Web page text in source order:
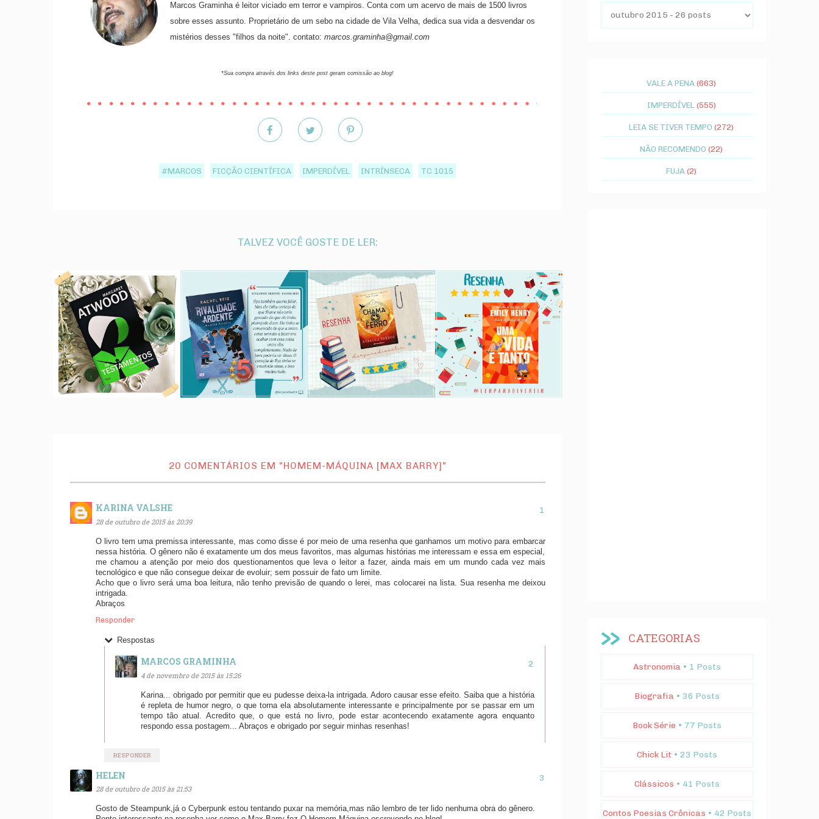
Marcos Graminha é leitor viciado em terror e vampiros. Conta com um acervo de mais de 1500 livros
sobre esses assunto. Proprietário de um sebo na cidade de Vila Velha, dedica sua vida a desvendar os
mistérios desses "filhos da noite". contato: marcos.graminha@gmail.com
*Sua compra através dos links deste post geram comissão ao blog!
#MARCOS FICÇÃO CIENTÍFICA IMPERDÍVEL INTRÍNSECA TC 1015
TALVEZ VOCÊ GOSTE DE LER:
20 COMENTÁRIOS EM "HOMEM-MÁQUINA [MAX BARRY]"
KARINA VALSHE
28 de outubro de 2015 às 20:39
O livro tem uma premissa interessante, mas como disse é por meio de uma resenha que ganhamos um motivo para embarcar
nessa história. O gênero não é exatamente um dos meus favoritos, mas algumas histórias me interessam e essa em especial,
me chamou a atenção por meio dos questionamentos que leva o leitor a fazer, ainda mais em um mundo cada vez mais
tecnológico e que não consegue deixar de evoluir; sem possuir de fato um limite.
Acho que o livro será uma boa leitura, não tenho previsão de quando o lerei, mas colocarei na lista. Sua resenha me deixou
intrigada.
Abraços
Responder
Respostas
MARCOS GRAMINHA
4 de novembro de 2015 às 15:26
Karina... obrigado por permitir que eu pudesse deixa-la intrigada. Adoro causar esse efeito. Saiba que a história
é repleta de humor negro, o que torna ela absolutamente interessante e principalmente por se passar em um
tempo tão atual. Acredito que, o que está no livro, pode estar acontecendo exatamente agora enquanto
respondo essa postagem... Abraços e obrigado por seguir minhas resenhas!
RESPONDER
HELEN
28 de outubro de 2015 às 21:53
Gosto de Steampunk,já o Cyberpunk estou tentando puxar na memória,mas não lembro de ter lido nenhuma obra do gênero.
VALE A PENA (663)
IMPERDÍVEL (555)
LEIA SE TIVER TEMPO (272)
NÃO RECOMENDO (22)
FUJA (2)
CATEGORIAS
Astronomia • 1 Posts
Biografia • 36 Posts
Book Série • 77 Posts
Chick Lit • 23 Posts
Clássicos • 41 Posts
Contos Poesias Crônicas • 42 Posts